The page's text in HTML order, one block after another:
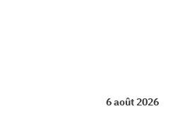
6 août 2026